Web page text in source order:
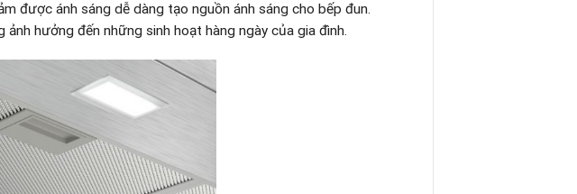
được ánh sáng dễ dàng tạo nguồn ánh sáng cho bếp đun.
ảnh hưởng đến những sinh hoạt hàng ngày của gia đình.